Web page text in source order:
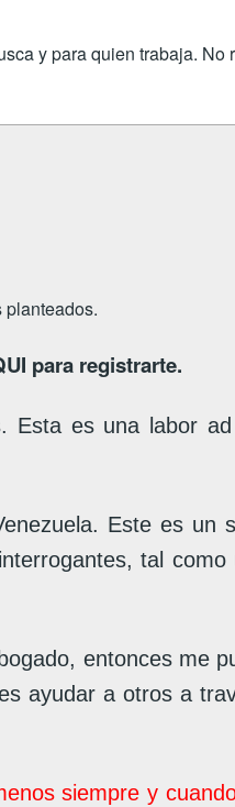
y para quien trabaja.
planteados.
para registrarte.
es una labor
Este es un
tal
entonces me
ayudar a otros a
siempre y